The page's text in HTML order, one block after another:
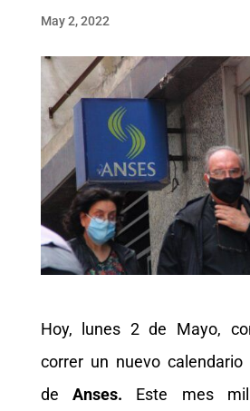
May 2, 2022
Hoy, lunes 2 de Mayo,
correr un nuevo calendario
deAnses. Este mes